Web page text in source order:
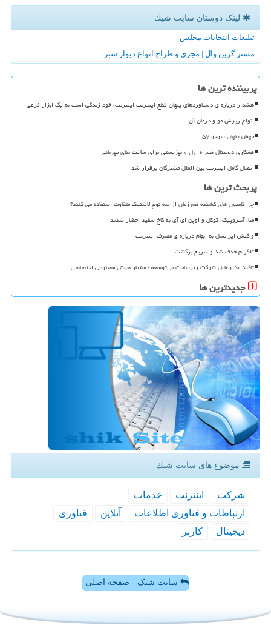
لینک دوستان سایت شیك
تبلیغات انتخابات مجلس
مستر گرین وال | مجری و طراح انواع دیوار سبز
پربیننده ترین ها
هشدار درباره ی دستاوردهای پنهان قطع اینترنت اینترنت، خود زندگی است نه یک ابزار فرعی
انواع ریزش مو و درمان آن
جهش پنهان سوخو ۵۷
همکاری دیجیتال همراه اول و بهزیستی برای ساخت بنای مهربانی
اتصال کامل اینترنت بین الملل مشترکان برقرار شد
پربحث ترین ها
چرا کامیون های کشنده هم زمان از سه نوع لاستیک متفاوت استفاده می کنند؟
متا، آنتروپیک، گوگل و اوپن ای آی به کاخ سفید احضار شدند
واکنش ایرانسل به ابهام درباره ی مصرف اینترنت
تلگرام حذف شد و سریع برگشت
تاکید مدیرعامل شرکت زیرساخت بر توسعه دستیار هوش مصنوعی اختصاصی
جدیدترین ها
موضوع های سایت شیك
شركت اینترنت
خدمات
ارتباطات و فناوری اطلاعات
آنلاین
فناوری
دیجیتال
كاربر
سایت شیک - صفحه اصلی